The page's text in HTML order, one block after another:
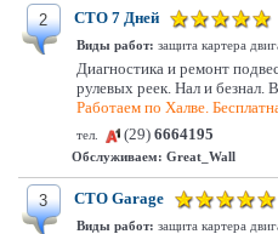
2 СТО 7 Дней
Виды работ: защита картера
Диагностика и ремонт
рулевых реек. Нал и безнал.
Работаем по Халве.
тел. (29) 6664195
Обслуживаем: Great_Wall
3 СТО Garage
Виды работ: защита картера